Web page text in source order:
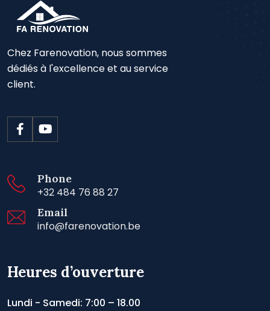
Chez Farenovation, nous sommes
dédiés à l'excellence et au service
client.
Phone
+32 484 76 88 27
Email
info@farenovation.be
Heures d’ouverture
Lundi - Samedi: 7:00 – 18.00